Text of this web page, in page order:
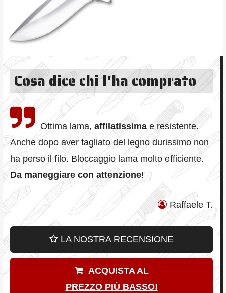
Cosa dice chi l'ha comprato
Ottima lama, affilatissima e resistente.
Anche dopo aver tagliato del legno durissimo non
ha perso il filo. Bloccaggio lama molto efficiente.
Da maneggiare con attenzione!
Raffaele T.
LA NOSTRA RECENSIONE
ACQUISTA AL
PREZZO PIÙ BASSO!